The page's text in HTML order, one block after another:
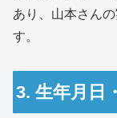
あり、山本さん
す。
3. 生年月日